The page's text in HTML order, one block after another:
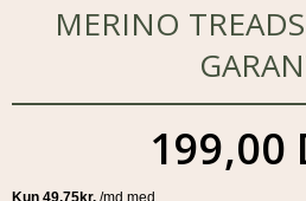
MERINO
199,00